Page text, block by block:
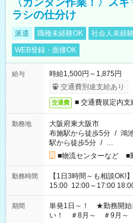
〈カンタン作業！〉ス
ラシの仕分け
派遣 職種未経験OK 社会人未経
WEB登録・面接OK
給与
時給1,500円～1,875円
交通費別途支給あり
交通費 ■ 交通費規定内
勤務地
大阪府東大阪市
布施駅から徒歩5分 / 鴻
駅から徒歩5分 / …
■物流センターなど ■
勤務時間
【1日3時間～も相談OK!】 ＜シフト例＞ 9:00～12:00 10:00～
15:00 12:00～17:00 18:00～21:00 など
お気軽にご相談ください
期間
単発1日～！ ★勤務開始
い！ ＃8月～ ＃9月～